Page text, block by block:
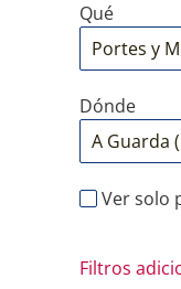
Qué
Dónde
Ver solo
Filtros